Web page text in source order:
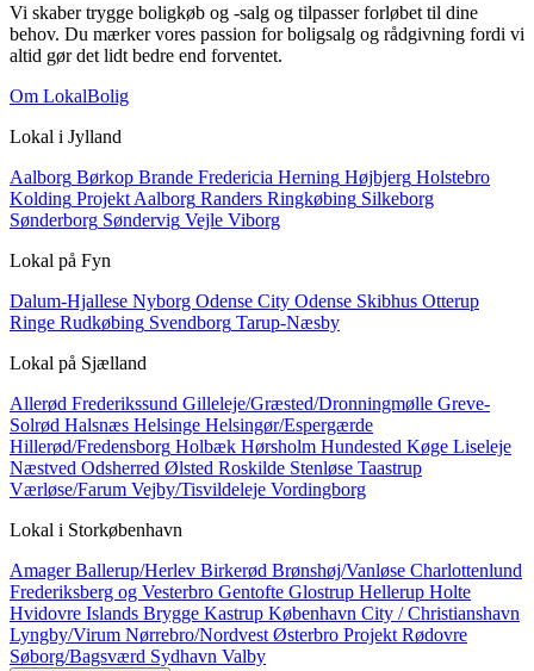
Vi skaber trygge boligkøb og -salg og tilpasser forløbet til dine
behov. Du mærker vores passion for boligsalg og rådgivning fordi vi
altid gør det lidt bedre end forventet.
Om LokalBolig
Lokal i Jylland
Aalborg Børkop Brande Fredericia Herning Højbjerg Holstebro
Kolding Projekt Aalborg Randers Ringkøbing Silkeborg
Sønderborg Søndervig Vejle Viborg
Lokal på Fyn
Dalum-Hjallese Nyborg Odense City Odense Skibhus Otterup
Ringe Rudkøbing Svendborg Tarup-Næsby
Lokal på Sjælland
Allerød Frederikssund Gilleleje/Græsted/Dronningmølle Greve-
Solrød Halsnæs Helsinge Helsingør/Espergærde
Hillerød/Fredensborg Holbæk Hørsholm Hundested Køge Liseleje
Næstved Odsherred Ølsted Roskilde Stenløse Taastrup
Værløse/Farum Vejby/Tisvildeleje Vordingborg
Lokal i Storkøbenhavn
AmagerBallerup/Herlev Birkerød Brønshøj/Vanløse Charlottenlund
Frederiksberg og Vesterbro Gentofte Glostrup Hellerup Holte
Hvidovre Islands Brygge Kastrup København City / Christianshavn
Lyngby/Virum Nørrebro/Nordvest Østerbro Projekt Rødovre
Søborg/Bagsværd Sydhavn Valby